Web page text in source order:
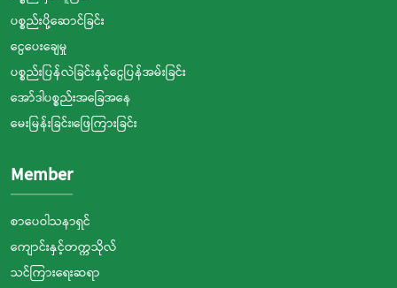
ပစ္စည်းပို့ဆောင်ခြင်း
ငွေပေးချေမှု
ပစ္စည်းပြန်လဲခြင်းနှင့်ငွေပြန်အမ်းခြင်း
အော်ဒါပစ္စည်းအခြေအနေ
မေးမြန်းခြင်း၊ဖြေကြားခြင်း
Member
စာပေဝါသနာရှင်
ကျောင်းနှင့်တက္ကသိုလ်
သင်ကြားရေးဆရာ